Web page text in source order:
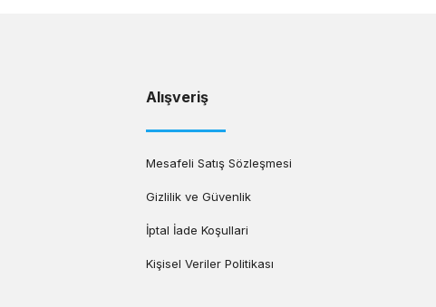
Alışveriş
Mesafeli Satış Sözleşmesi
Gizlilik ve Güvenlik
İptal İade Koşullari
Kişisel Veriler Politikası